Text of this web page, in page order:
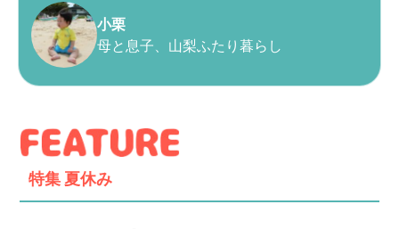
小栗
母と息子、山梨ふたり暮らし
特集 夏休み